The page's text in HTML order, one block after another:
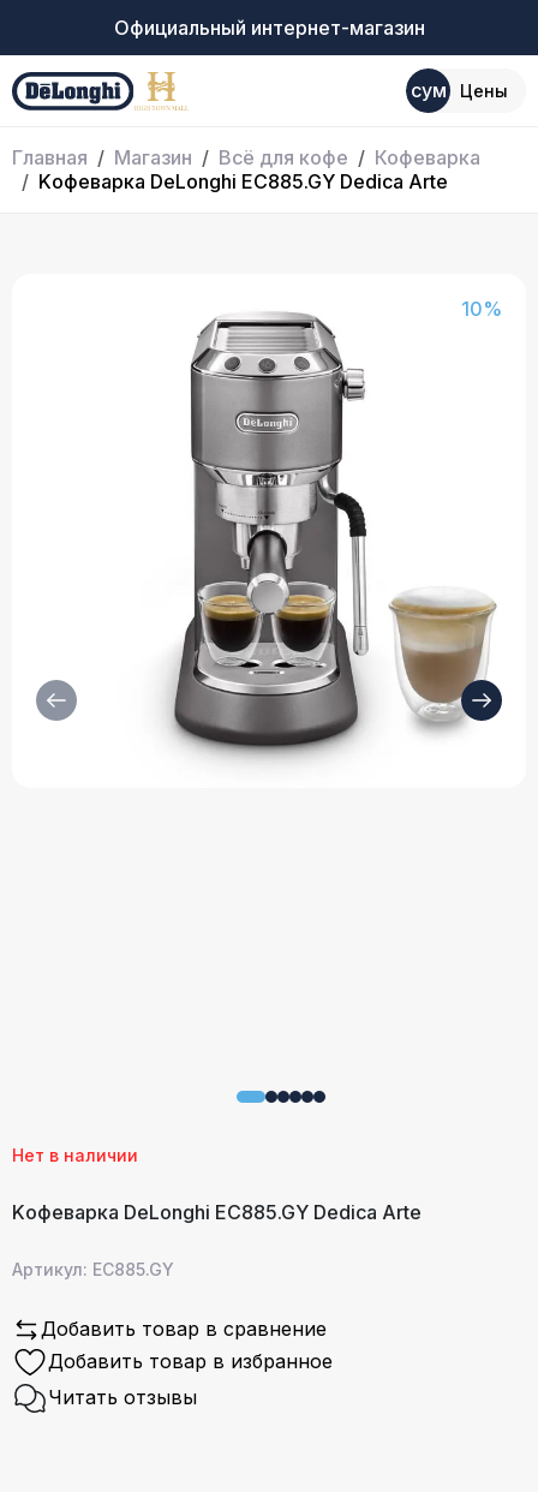
Официальный интернет-магазин
сум Цены
Главная Магазин Всё для кофе
Кофеварка
Kофеварка DeLonghi EC885.GY Dedica Arte
10%
Нет в наличии
Kофеварка DeLonghi EC885.GY Dedica Arte
Артикул: EC885.GY
Добавить товар в сравнение
Добавить товар в избранное
Читать отзывы